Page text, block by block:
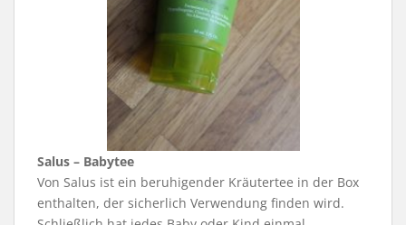
Salus – Babytee
Von Salus ist ein beruhigender Kräutertee in der Box
enthalten, der sicherlich Verwendung finden wird.